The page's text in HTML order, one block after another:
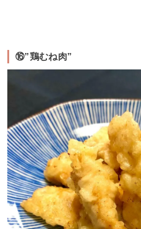
⑯”鶏むね肉”